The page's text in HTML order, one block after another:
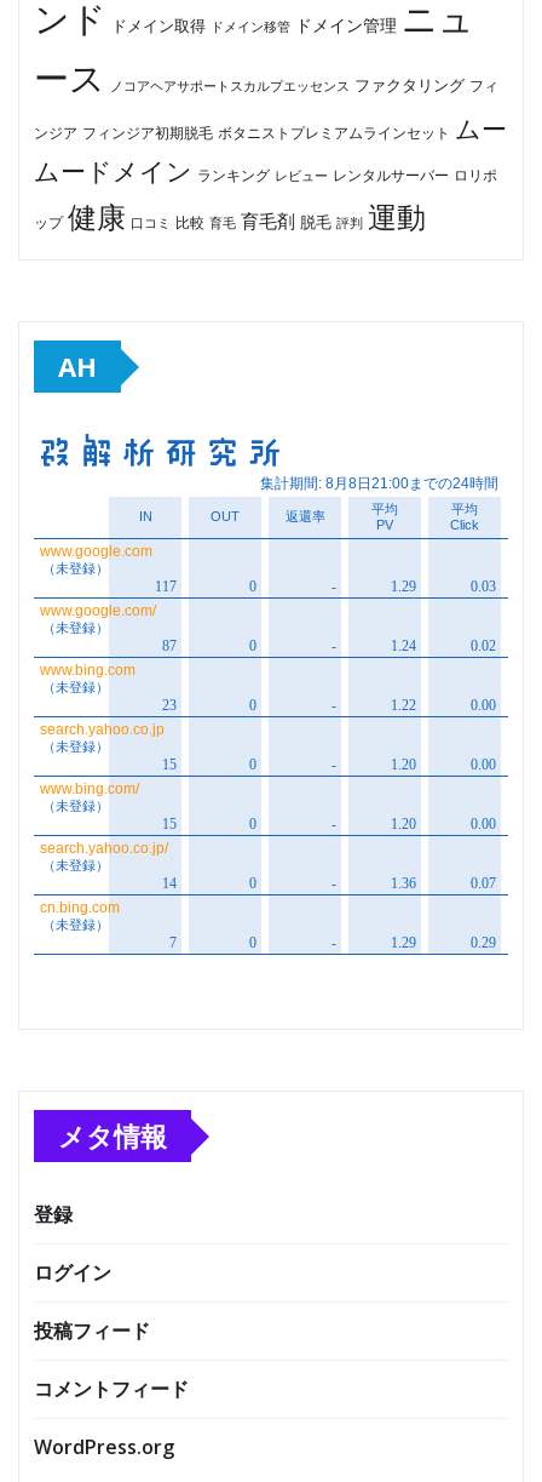
ンド
ドメイン取得 ドメイン移管 ドメイン管理 ニュ
ース
ノコアヘアサポートスカルプエッセンス ファクタリング フィ
ンジア フィンジア初期脱毛 ボタニストプレミアムラインセット ムー
ムードメイン ランキング レビュー レンタルサーバー ロリポ
ップ 健康 口コミ 比較 育毛 育毛剤 脱毛 評判 運動
AH
メタ情報
登録
ログイン
投稿フィード
コメントフィード
WordPress.org